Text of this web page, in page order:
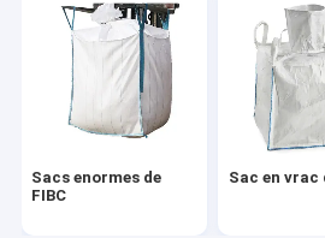
Tissus géotextiles tissés en PP
Sacs enormes de
FIBC
Sac en vrac